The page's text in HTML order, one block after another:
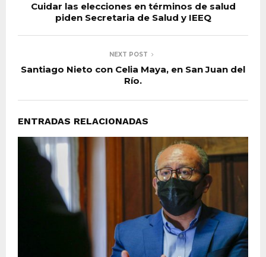
Cuidar las elecciones en términos de salud
piden Secretaria de Salud y IEEQ
NEXT POST
Santiago Nieto con Celia Maya, en San Juan del
Río.
ENTRADAS RELACIONADAS